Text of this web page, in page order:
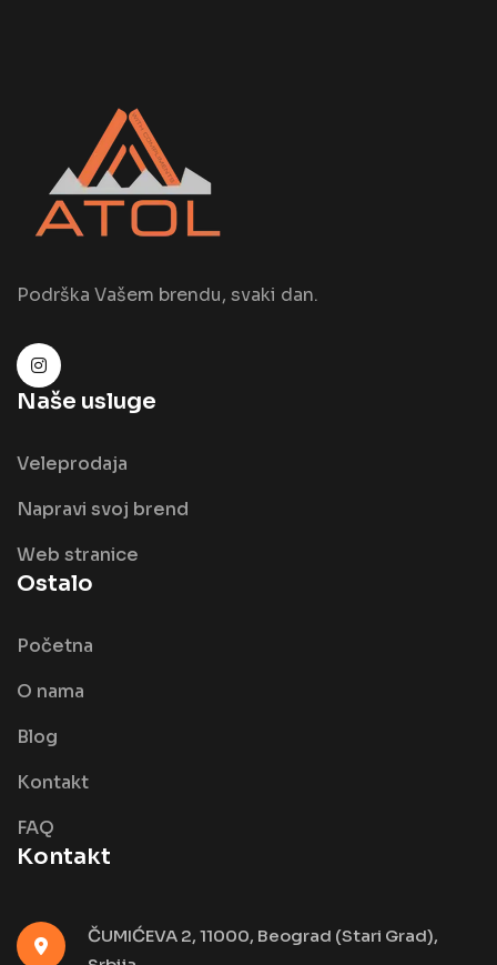
Podrška Vašem brendu, svaki dan.
Naše usluge
Veleprodaja
Napravi svoj brend
Web stranice
Ostalo
Početna
O nama
Blog
Kontakt
FAQ
Kontakt
ČUMIĆEVA 2, 11000, Beograd (Stari Grad),